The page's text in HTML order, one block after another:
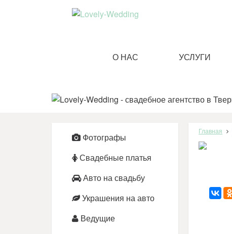
О НАС УСЛУГИ
Фотографы
Свадебные платья
Авто на свадьбу
Украшения на авто
Ведущие
Главная